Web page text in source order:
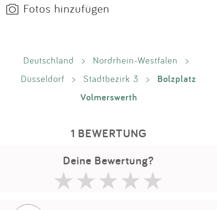
Fotos hinzufügen
Deutschland > Nordrhein-Westfalen
>
Düsseldorf
> Stadtbezirk 3 >
Bolzplatz
Volmerswerth
1 BEWERTUNG
Deine Bewertung?